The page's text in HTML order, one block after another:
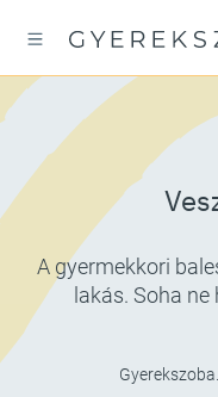
A gyermekkori
lakás. Soha